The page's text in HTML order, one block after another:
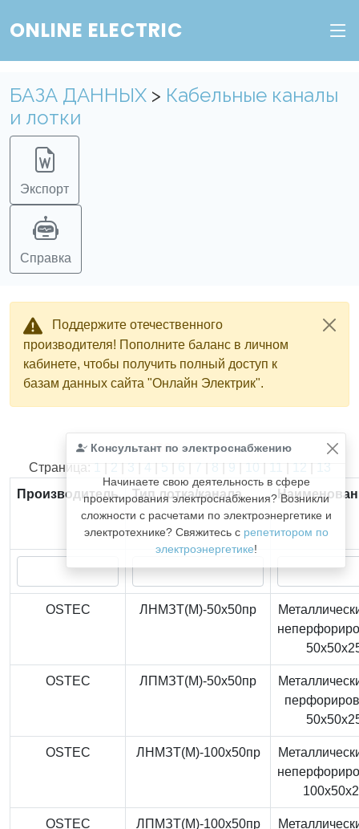
ONLINE ELECTRIC
БАЗА ДАННЫХ > Кабельные каналы
и лотки
Экспорт
Справка
Поддержите отечественного
производителя! Пополните баланс в личном
кабинете, чтобы получить полный доступ к
базам данных сайта "Онлайн Электрик".
Консультант по электроснабжению
Начинаете свою деятельность в сфере
проектирования электроснабжения? Возникли
сложности с расчетами по электроэнергетике и
электротехнике? Свяжитесь с репетитором по
электроэнергетике!
Найдено366из366записей.
Страница: 1 | 2 | 3 | 4 | 5 | 6 | 7 | 8 | 9 | 10 | 11 | 12 | 13
Производитель
Тип лотка/канала
OSTEC ЛНМЗТ(М)-50x50пр
OSTEC ЛПМЗТ(М)-50x50пр
OSTEC ЛНМЗТ(М)-100x50пр
OSTEC ЛПМЗТ(М)-100x50пр